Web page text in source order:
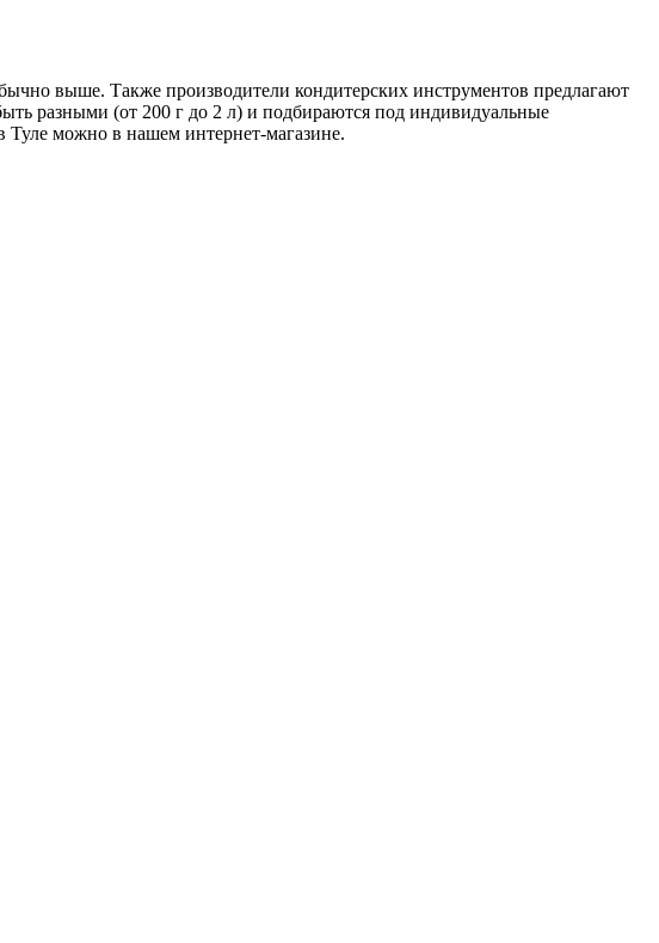
выше. Также производители кондитерских инструментов предлагают
разными (от 200 г до 2 л) и подбираются под индивидуальные
можно в нашем интернет-магазине.